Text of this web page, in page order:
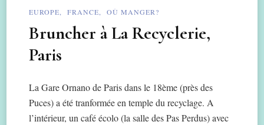
EUROPE FRANCE OÙ MANGER?
Bruncher à La Recyclerie,
Paris
La Gare Ornano de Paris dans le 18ème (près des
Puces) a été tranformée en temple du recyclage. A
l’intérieur, un café écolo (la salle des Pas Perdus) avec